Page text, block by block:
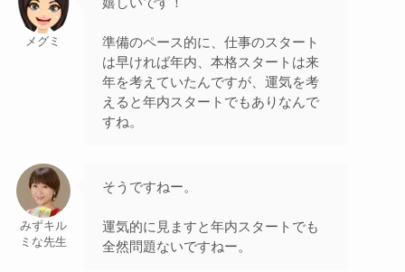
メグミ
準備のペース的に、仕事のスタート
は早ければ年内、本格スタートは来
年を考えていたんですが、運気を考
えると年内スタートでもありなんで
すね。
みずキル
ミな先生
そうですねー。
運気的に見ますと年内スタートでも
全然問題ないですねー。